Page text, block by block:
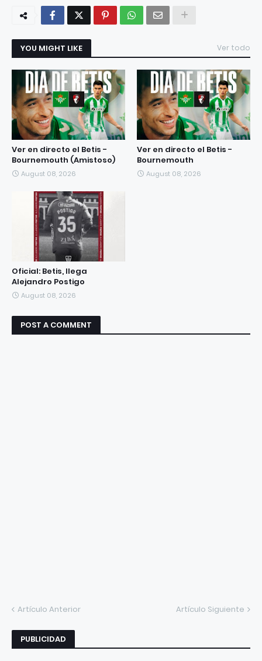
YOU MIGHT LIKE Ver todo
Ver en directo el Betis -
Bournemouth (Amistoso)
August 08, 2026
Ver en directo el Betis -
Bournemouth
August 08, 2026
Oficial: Betis, llega
Alejandro Postigo
August 08, 2026
POST A COMMENT
Artículo Anterior Artículo Siguiente
PUBLICIDAD